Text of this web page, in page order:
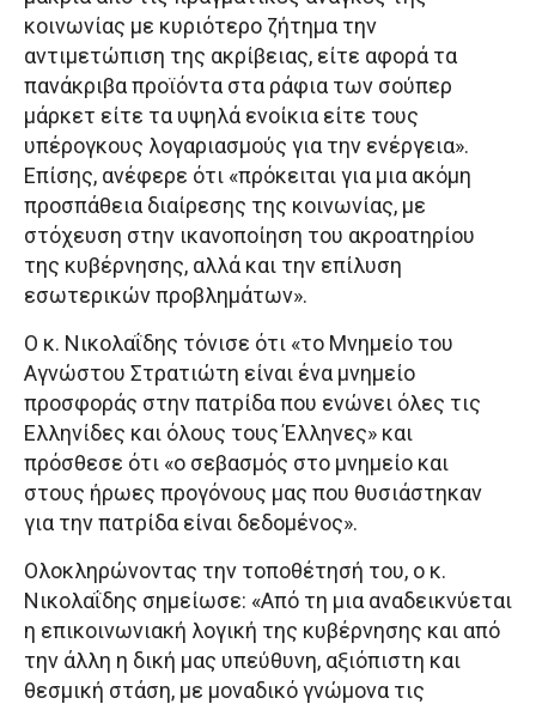
κοινωνίας με κυριότερο ζήτημα την
αντιμετώπιση της ακρίβειας, είτε αφορά τα
πανάκριβα προϊόντα στα ράφια των σούπερ
μάρκετ είτε τα υψηλά ενοίκια είτε τους
υπέρογκους λογαριασμούς για την ενέργεια».
Επίσης, ανέφερε ότι «πρόκειται για μια ακόμη
προσπάθεια διαίρεσης της κοινωνίας, με
στόχευση στην ικανοποίηση του ακροατηρίου
της κυβέρνησης, αλλά και την επίλυση
εσωτερικών προβλημάτων».
Ο κ. Νικολαΐδης τόνισε ότι «το Μνημείο του
Αγνώστου Στρατιώτη είναι ένα μνημείο
προσφοράς στην πατρίδα που ενώνει όλες τις
Ελληνίδες και όλους τους Έλληνες» και
πρόσθεσε ότι «ο σεβασμός στο μνημείο και
στους ήρωες προγόνους μας που θυσιάστηκαν
για την πατρίδα είναι δεδομένος».
Ολοκληρώνοντας την τοποθέτησή του, ο κ.
Νικολαΐδης σημείωσε: «Από τη μια αναδεικνύεται
η επικοινωνιακή λογική της κυβέρνησης και από
την άλλη η δική μας υπεύθυνη, αξιόπιστη και
θεσμική στάση, με μοναδικό γνώμονα τις